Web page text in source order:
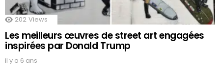
202 Views
Les meilleurs œuvres de street art engagées
inspirées par Donald Trump
il y a 6 ans